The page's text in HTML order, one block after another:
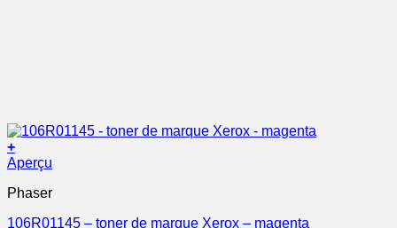
+
Aperçu
Phaser
106R01145 – toner de marque Xerox – magenta